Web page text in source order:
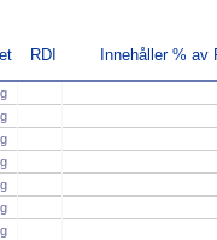
RDI Innehåller % av
g
g
g
g
g
g
g